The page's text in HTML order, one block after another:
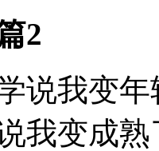
2
说我变
我变成